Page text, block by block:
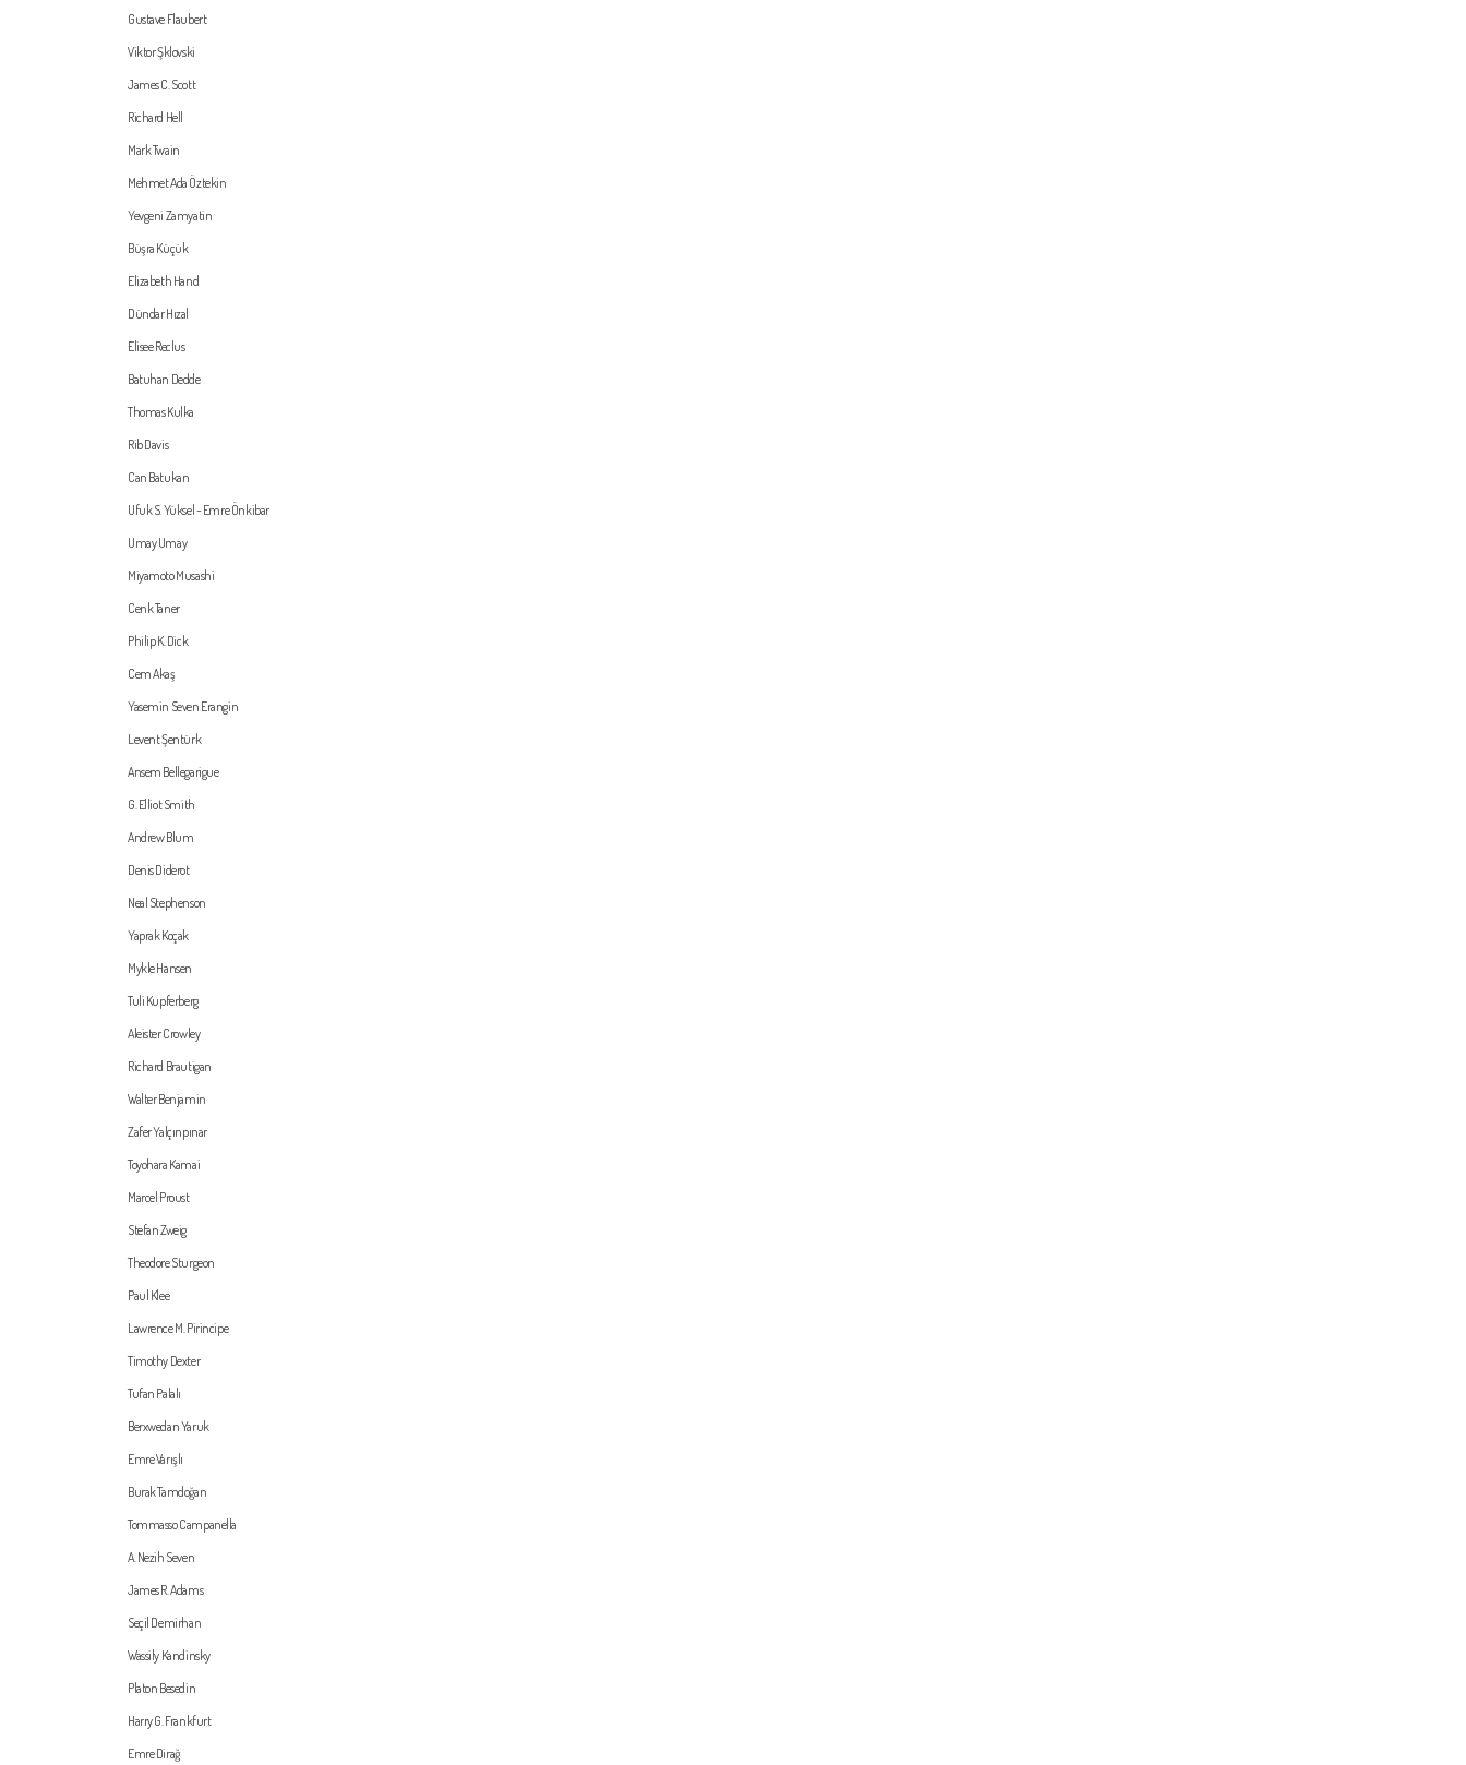
Gustave Flaubert
Viktor Şklovski
James C. Scott
Richard Hell
Mark Twain
Mehmet Ada Öztekin
Yevgeni Zamyatin
Büşra Küçük
Elizabeth Hand
Dündar Hızal
Elisee Reclus
Batuhan Dedde
Thomas Kulka
Rib Davis
Can Batukan
Ufuk S. Yüksel - Emre Önkibar
Umay Umay
Miyamoto Musashi
Cenk Taner
Philip K. Dick
Cem Akaş
Yasemin Seven Erangin
Levent Şentürk
Ansem Bellegarigue
G. Elliot Smith
Andrew Blum
Denis Diderot
Neal Stephenson
Yaprak Koçak
Mykle Hansen
Tuli Kupferberg
Aleister Crowley
Richard Brautigan
Walter Benjamin
Zafer Yalçınpınar
Toyohara Kamai
Marcel Proust
Stefan Zweig
Theodore Sturgeon
Paul Klee
Lawrence M. Pirincipe
Timothy Dexter
Tufan Palalı
Berxwedan Yaruk
Emre Varışlı
Burak Tamdoğan
Tommasso Campanella
A. Nezih Seven
James R. Adams
Seçil Demirhan
Wassily Kandinsky
Platon Besedin
Harry G. Frankfurt
Emre Dirağ